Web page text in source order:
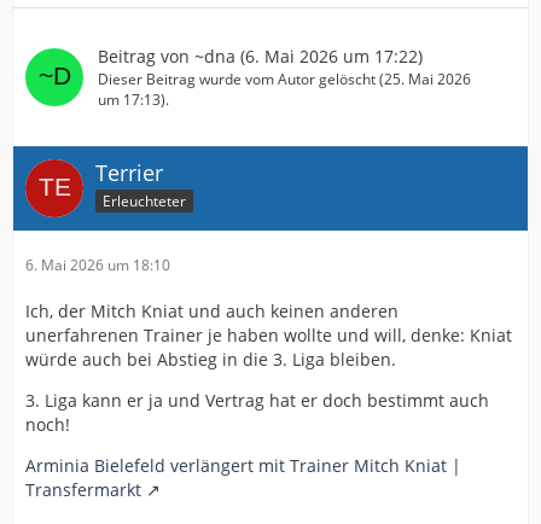
Beitrag von ~dna (6. Mai 2026 um 17:22)
Dieser Beitrag wurde vom Autor gelöscht (25. Mai 2026
um 17:13).
Terrier
Erleuchteter
6. Mai 2026 um 18:10
Ich, der Mitch Kniat und auch keinen anderen
unerfahrenen Trainer je haben wollte und will, denke: Kniat
würde auch bei Abstieg in die 3. Liga bleiben.
3. Liga kann er ja und Vertrag hat er doch bestimmt auch
noch!
Arminia Bielefeld verlängert mit Trainer Mitch Kniat |
Transfermarkt